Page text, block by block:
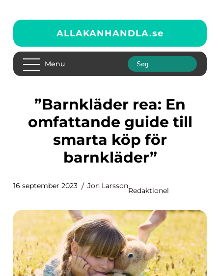
ALLAKANHANDLA.se
Menu
”Barnkläder rea: En
omfattande guide till
smarta köp för
barnkläder”
16 september 2023 Jon Larsson
Redaktionel